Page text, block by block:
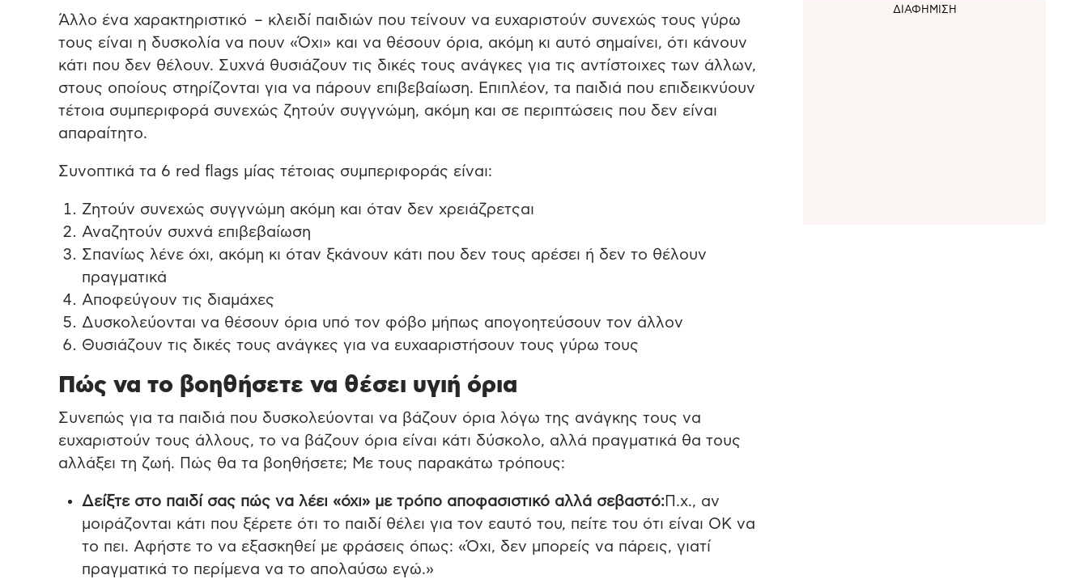
Άλλο ένα χαρακτηριστικό – κλειδί παιδιών που τείνουν να ευχαριστούν συνεχώς τους γύρω
τους είναι η δυσκολία να πουν «Όχι» και να θέσουν όρια, ακόμη κι αυτό σημαίνει, ότι κάνουν
κάτι που δεν θέλουν. Συχνά θυσιάζουν τις δικές τους ανάγκες για τις αντίστοιχες των άλλων,
στους οποίους στηρίζονται για να πάρουν επιβεβαίωση. Επιπλέον, τα παιδιά που επιδεικνύουν
τέτοια συμπεριφορά συνεχώς ζητούν συγγνώμη, ακόμη και σε περιπτώσεις που δεν είναι
απαραίτητο.
Συνοπτικά τα 6 red flags μίας τέτοιας συμπεριφοράς είναι:
Ζητούν συνεχώς συγγνώμη ακόμη και όταν δεν χρειάζρετςαι
Αναζητούν συχνά επιβεβαίωση
Σπανίως λένε όχι, ακόμη κι όταν ξκάνουν κάτι που δεν τους αρέσει ή δεν το θέλουν
πραγματικά
Αποφεύγουν τις διαμάχες
Δυσκολεύονται να θέσουν όρια υπό τον φόβο μήπως απογοητεύσουν τον άλλον
Θυσιάζουν τις δικές τους ανάγκες για να ευχααριστήσουν τους γύρω τους
Πώς να το βοηθήσετε να θέσει υγιή όρια
Συνεπώς για τα παιδιά που δυσκολεύονται να βάζουν όρια λόγω της ανάγκης τους να
ευχαριστούν τους άλλους, το να βάζουν όρια είναι κάτι δύσκολο, αλλά πραγματικά θα τους
αλλάξει τη ζωή. Πώς θα τα βοηθήσετε; Με τους παρακάτω τρόπους:
Δείξτε στο παιδί σας πώς να λέει «όχι» με τρόπο αποφασιστικό αλλά σεβαστό:Π.χ., αν
μοιράζονται κάτι που ξέρετε ότι το παιδί θέλει για τον εαυτό του, πείτε του ότι είναι ΟΚ να
το πει. Αφήστε το να εξασκηθεί με φράσεις όπως: «Όχι, δεν μπορείς να πάρεις, γιατί
πραγματικά το περίμενα να το απολαύσω εγώ.»